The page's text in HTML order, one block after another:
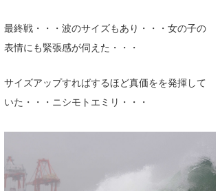
最終戦・・・波のサイズもあり・・・女の子の
表情にも緊張感が伺えた・・・
サイズアップすればするほど真価をを発揮して
いた・・・ニシモトエミリ・・・